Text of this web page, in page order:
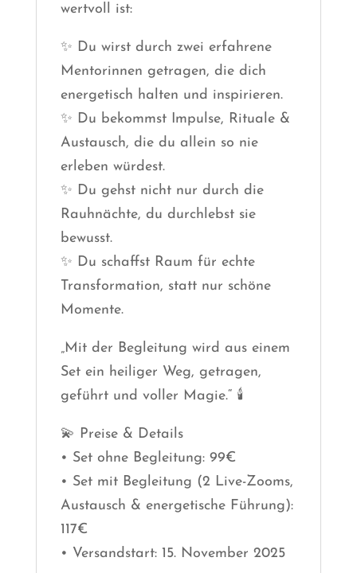
wertvoll ist:
✨ Du wirst durch zwei erfahrene
Mentorinnen getragen, die dich
energetisch halten und inspirieren.
✨ Du bekommst Impulse, Rituale &
Austausch, die du allein so nie
erleben würdest.
✨ Du gehst nicht nur durch die
Rauhnächte, du durchlebst sie
bewusst.
✨ Du schaffst Raum für echte
Transformation, statt nur schöne
Momente.
„Mit der Begleitung wird aus einem
Set ein heiliger Weg, getragen,
geführt und voller Magie.“ 🕯
💫 Preise & Details
• Set ohne Begleitung: 99€
• Set mit Begleitung (2 Live-Zooms,
Austausch & energetische Führung):
117€
• Versandstart: 15. November 2025